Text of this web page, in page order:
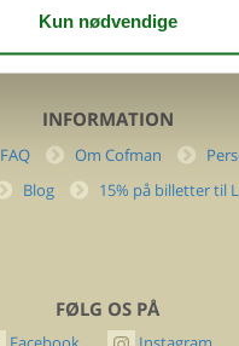
INFORMATION
FAQ Om Cofman
Blog 15% på billetter til
FØLG OS PÅ